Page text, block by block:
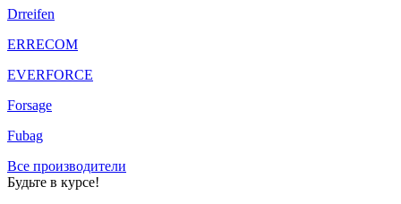
Drreifen
ERRECOM
EVERFORCE
Forsage
Fubag
Все производители
Будьте в курсе!